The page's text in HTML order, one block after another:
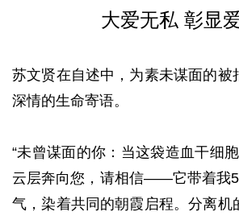
大爱无私 彰显
苏文贤在自述中，为素未谋面的被
深情的生命寄语。
“未曾谋面的你：当这袋造血干细胞
云层奔向您，请相信——它带着我
气，染着共同的朝霞启程。分离机